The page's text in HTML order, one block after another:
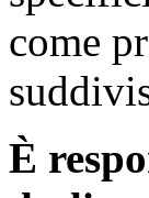
come
È